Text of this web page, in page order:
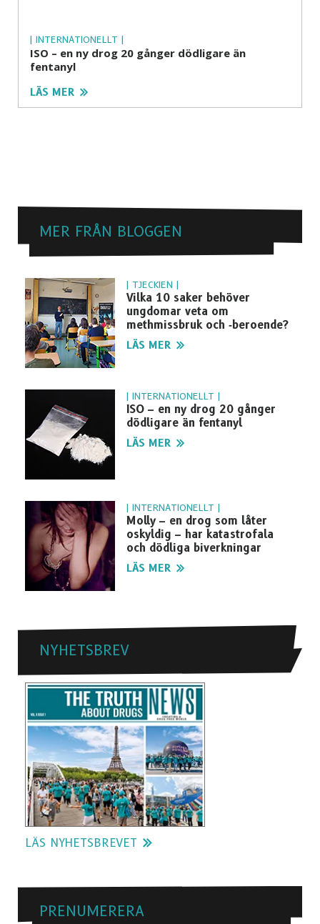
| INTERNATIONELLT |
ISO – en ny drog 20 gånger dödligare än
fentanyl
LÄS MER
MER FRÅN BLOGGEN
| TJECKIEN |
Vilka 10 saker behöver
ungdomar veta om
methmissbruk och ‑beroende?
LÄS MER
| INTERNATIONELLT |
ISO – en ny drog 20 gånger
dödligare än fentanyl
LÄS MER
| INTERNATIONELLT |
Molly – en drog som låter
oskyldig – har katastrofala
och dödliga biverkningar
LÄS MER
NYHETSBREV
LÄS NYHETSBREVET
PRENUMERERA